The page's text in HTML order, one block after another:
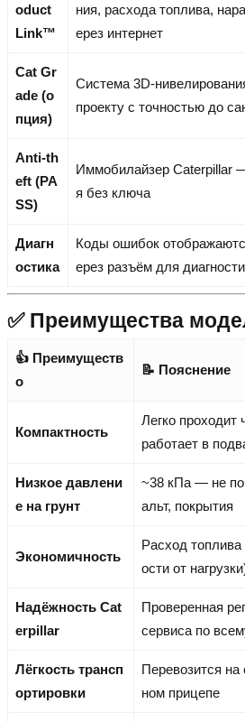
oduct
Link™
ния, расхода топлива,
ерез интернет
Cat Gr
ade (о
пция)
Система 3D-
проекту с точностью до
Anti-th
eft (PA
SS)
Иммобилайзер Caterpillar
я без ключа
Диагн
остика
Коды ошибок
ерез разъём для
✅ Преимущества
👍 Преимуществ
о
📝 Пояснение
Компактность
Легко
работает в
Низкое давлени
е на грунт
~38 кПа — не
альт, покрытия
Экономичность
Расход
ости от
Надёжность Cat
erpillar
Проверенная
сервиса по
Лёгкость трансп
ортировки
Перевозится на
ном прицепе